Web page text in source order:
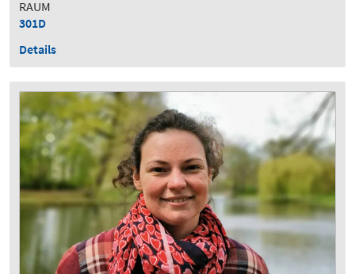
RAUM
301D
Details